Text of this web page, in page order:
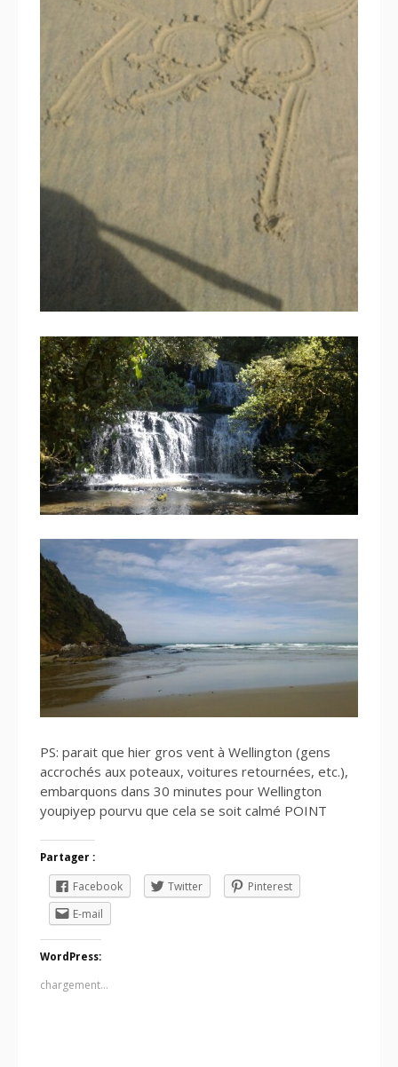
PS: parait que hier gros vent à Wellington (gens
accrochés aux poteaux, voitures retournées, etc.),
embarquons dans 30 minutes pour Wellington
youpiyep pourvu que cela se soit calmé POINT
Partager :
Facebook Twitter
Pinterest
E-mail
WordPress:
chargement…